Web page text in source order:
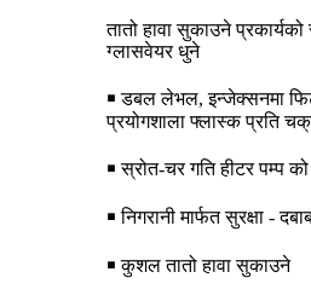
तातो हावा सुकाउने
ग्लासवेयर धुने
￭ डबल लेभल, इन्जेक्सनमा
प्रयोगशाला फ्लास्क प्रति
￭ स्रोत-चर गति हीटर पम्प
￭ निगरानी मार्फत सुरक्षा -
￭ कुशल तातो हावा सुकाउने